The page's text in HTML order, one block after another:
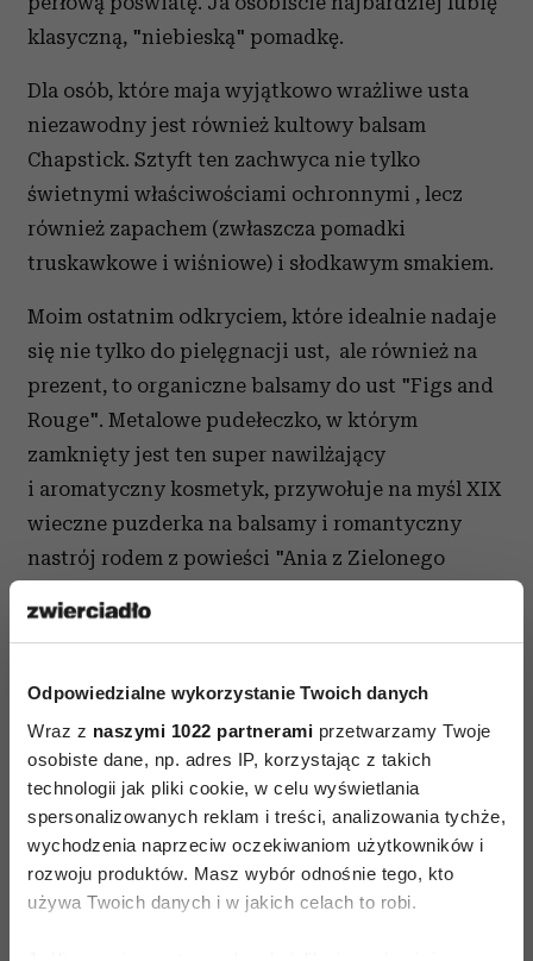
Odpowiedzialne wykorzystanie Twoich danych
Wraz z naszymi 1022 partnerami przetwarzamy Twoje
osobiste dane, np. adres IP, korzystając z takich
technologii jak pliki cookie, w celu wyświetlania
spersonalizowanych reklam i treści, analizowania tychże,
wychodzenia naprzeciw oczekiwaniom użytkowników i
rozwoju produktów. Masz wybór odnośnie tego, kto
używa Twoich danych i w jakich celach to robi.
klasyczną, "niebieską" pomadkę.
Dla osób, które maja wyjątkowo wrażliwe usta
niezawodny jest również kultowy balsam
Chapstick. Sztyft ten zachwyca nie tylko
świetnymi właściwościami ochronnymi , lecz
również zapachem (zwłaszcza pomadki
truskawkowe i wiśniowe) i słodkawym smakiem.
Moim ostatnim odkryciem, które idealnie nadaje
się nie tylko do pielęgnacji ust, ale również na
prezent, to organiczne balsamy do ust "Figs and
Rouge". Metalowe pudełeczko, w którym
zamknięty jest ten super nawilżający
i aromatyczny kosmetyk, przywołuje na myśl XIX
wieczne puzderka na balsamy i romantyczny
nastrój rodem z powieści "Ania z Zielonego
Niezależnie od tego, jaki kosmetyk do pielęgnacji
ust jest waszym ulubionym, warto pamiętać
zewnątrz powietrze jest chłodne a we wnętrzach
działa ogrzewanie - takie różnice temperatur są
niemiłosierne dla naszej skóry - zwłaszcza tej
delikatnej na ustach.